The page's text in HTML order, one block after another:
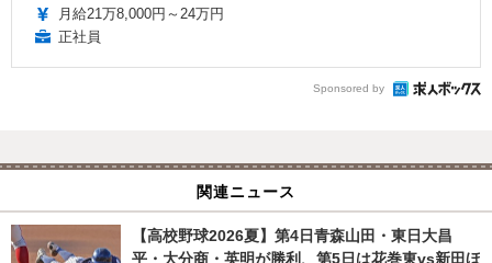
月給21万8,000円～24万円
正社員
Sponsored by
関連ニュース
【高校野球2026夏】第4日青森山田・東日大昌
平・大分商・英明が勝利、第5日は花巻東vs新田ほ